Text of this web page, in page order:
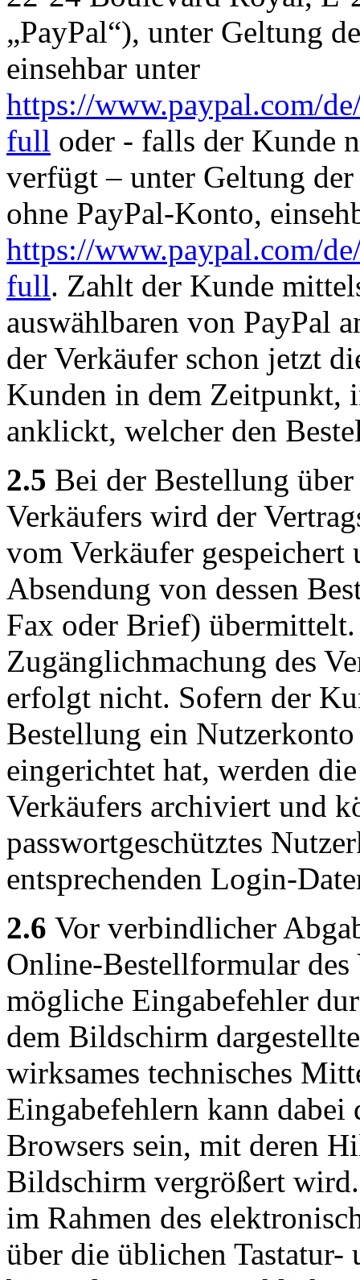
„PayPal“), unter Geltung
einsehbar unter
https://www.paypal.com/
full oder - falls der Kunde
verfügt – unter Geltung
ohne PayPal-Konto,
https://www.paypal.com/
full. Zahlt der Kunde
auswählbaren von PayPal
der Verkäufer schon jetzt
Kunden in dem Zeitpunkt,
anklickt, welcher den
2.5 Bei der Bestellung
Verkäufers wird der
vom Verkäufer gespeichert
Absendung von dessen
Fax oder Brief)
Zugänglichmachung des
erfolgt nicht. Sofern der
Bestellung ein
eingerichtet hat, werden
Verkäufers archiviert und
passwortgeschütztes
entsprechenden Login-
2.6 Vor verbindlicher
Online-Bestellformular
mögliche Eingabefehler
dem Bildschirm
wirksames technisches
Eingabefehlern kann
Browsers sein, mit deren
Bildschirm vergrößert
im Rahmen des
über die üblichen